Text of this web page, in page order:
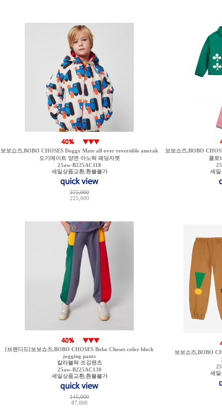
보보쇼즈,BOBO CHOSES Doggy Mate all over reversible anorak
도기메이트 양면 아노락 패딩자켓
25aw-B225AC118
세일상품교환,환불불가
375,000
225,000
보보쇼즈,BOBO
클로
세일
[브랜디드]보보쇼즈,BOBO CHOSES Bobo Choses color block
jogging pants
칼라블락 조깅팬츠
25aw-B225AC138
세일상품교환,환불불가
145,000
87,000
보보쇼즈,BOBO
세일